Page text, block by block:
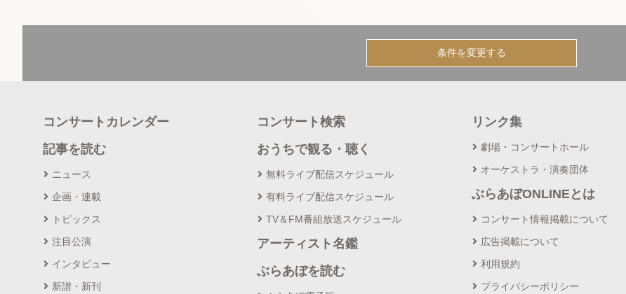
条件を変更する
コンサートカレンダー
記事を読む
ニュース
企画・連載
トピックス
注目公演
インタビュー
新譜・新刊
コンサート検索
おうちで観る・聴く
無料ライブ配信スケジュール
有料ライブ配信スケジュール
TV＆FM番組放送スケジュール
アーティスト名鑑
ぶらあぼを読む
リンク集
劇場・コンサートホール
オーケストラ・演奏団体
ぶらあぼONLINEとは
コンサート情報掲載について
広告掲載について
利用規約
プライバシーポリシー